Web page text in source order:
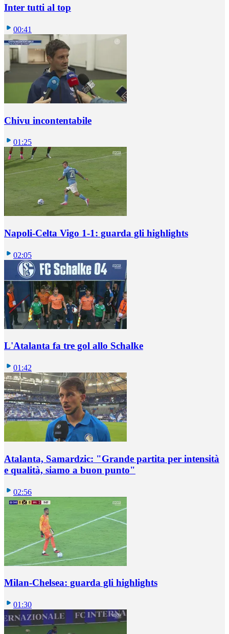
Inter tutti al top
00:41
Chivu incontentabile
01:25
Napoli-Celta Vigo 1-1: guarda gli highlights
02:05
L'Atalanta fa tre gol allo Schalke
01:42
Atalanta, Samardzic: "Grande partita per intensità
e qualità, siamo a buon punto"
02:56
Milan-Chelsea: guarda gli highlights
01:30